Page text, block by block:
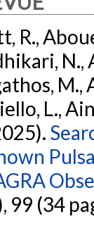
R.,
N.,
M.,
L.,
99 (34